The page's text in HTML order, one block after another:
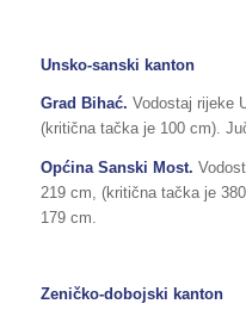
Unsko-sanski kanton
Grad Bihać. Vodostaj rijeke
(kritična tačka je 100 cm).
Općina Sanski Most.
219 cm, (kritična tačka je
179 cm.
Zeničko-dobojski kanton